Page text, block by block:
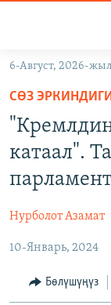
Навигацияга
өтүңүз
Издөөгө
салыңыз
КЫРГЫЗСТАН
КЫРГЫЗСТАН
МАДАНИЯТ
ДҮЙНӨ
ТВ
БҮГҮН АЗАТТЫКТА
ЭКСПЕРТТЕР
ПОДКАСТ
ӨЗГӨЧӨ ПИКИР
6-Август, 2026-
СӨЗ
катаал".
Нурболот Азамат
10-Январь, 2024
Бөлүшүңүз